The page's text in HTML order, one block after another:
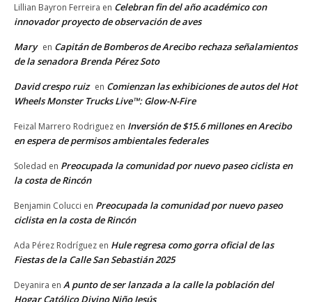
Lillian Bayron Ferreira en Celebran fin del año académico con
innovador proyecto de observación de aves
Mary en Capitán de Bomberos de Arecibo rechaza señalamientos
de la senadora Brenda Pérez Soto
David crespo ruiz en Comienzan las exhibiciones de autos del Hot
Wheels Monster Trucks Live™: Glow-N-Fire
Feizal Marrero Rodriguez en Inversión de $15.6 millones en Arecibo
en espera de permisos ambientales federales
Soledad en Preocupada la comunidad por nuevo paseo ciclista en
la costa de Rincón
Benjamin Colucci en Preocupada la comunidad por nuevo paseo
ciclista en la costa de Rincón
Ada Pérez Rodríguez en Hule regresa como gorra oficial de las
Fiestas de la Calle San Sebastián 2025
Deyanira en A punto de ser lanzada a la calle la población del
Hogar Católico Divino Niño Jesús